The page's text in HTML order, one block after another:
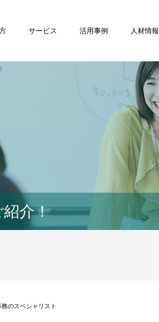
サービス 活用事例 人材情報
介！
のスペシャリスト